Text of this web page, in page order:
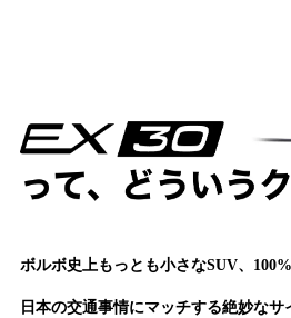
ボルボ史上もっとも小さなSUV、100%
日本の交通事情にマッチする絶妙なサ